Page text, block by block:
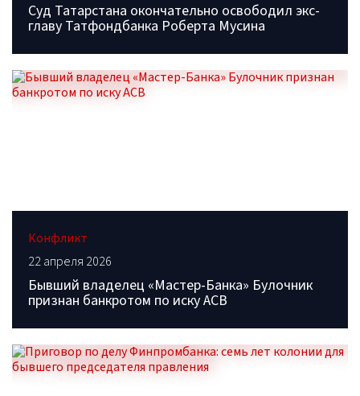
Суд Татарстана окончательно освободил экс-
главу Татфондбанка Роберта Мусина
Конфликт
22 апреля 2026
Бывший владелец «Мастер-Банка» Булочник
признан банкротом по иску АСВ